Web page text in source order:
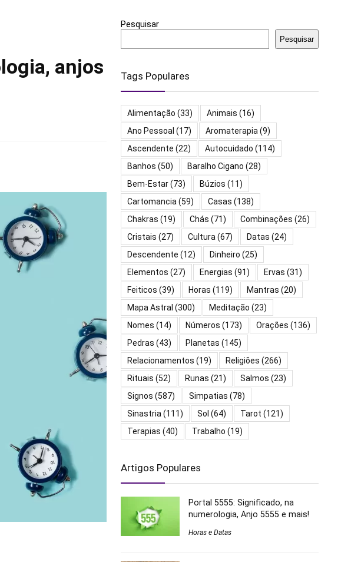
anjos
Pesquisar
Pesquisar
Tags Populares
Alimentação (33) Animais (16)
Ano Pessoal (17) Aromaterapia(9)
Ascendente (22) Autocuidado (114)
Banhos (50) Baralho Cigano (28)
Bem-Estar(73) Búzios (11)
Cartomancia(59) Casas (138)
Chakras (19) Chás (71) Combinações (26)
Cristais (27) Cultura(67) Datas (24)
Descendente (12) Dinheiro (25)
Elementos (27) Energias (91) Ervas (31)
Feiticos (39) Horas (119) Mantras (20)
Mapa Astral (300) Meditação (23)
Nomes (14) Números (173) Orações (136)
Pedras (43) Planetas (145)
Relacionamentos (19) Religiões (266)
Rituais (52) Runas (21) Salmos (23)
Signos (587) Simpatias (78)
Sinastria(111) Sol (64) Tarot (121)
Terapias (40) Trabalho (19)
Artigos Populares
Portal 5555: Significado, na
numerologia, Anjo 5555 e mais!
Horas e Datas